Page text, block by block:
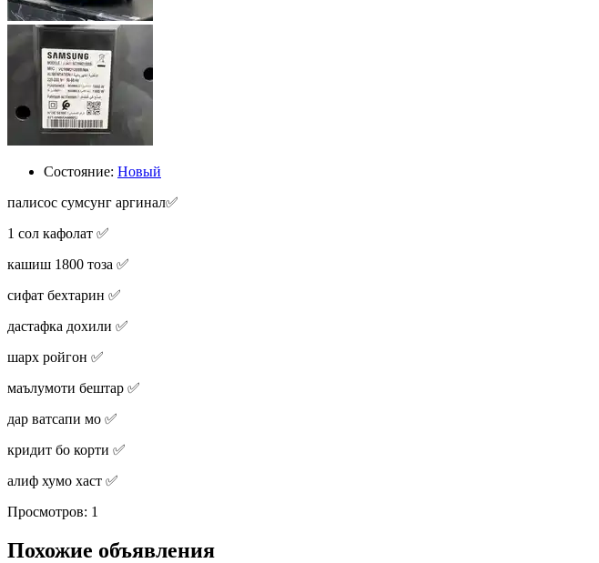
Состояние: Новый
палисос сумсунг аргинал✅️
1 сол кафолат ✅️
кашиш 1800 тоза ✅️
сифат бехтарин ✅️
дастафка дохили ✅️
шарх ройгон ✅️
маълумоти бештар ✅️
дар ватсапи мо ✅️
кридит бо корти ✅️
алиф хумо хаст ✅️
Просмотров: 1
Похожие объявления